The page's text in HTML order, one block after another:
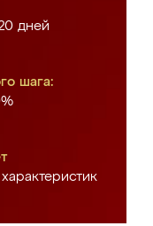
дней
шага: